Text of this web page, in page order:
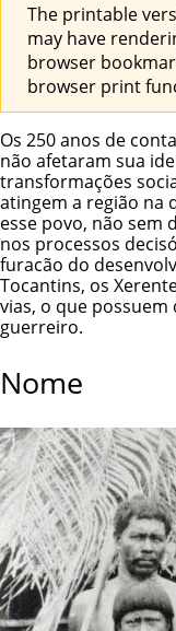
The printable
may have
browser
browser print
Os 250 anos de
não afetaram sua
transformações
atingem a região na
esse povo, não sem
nos processos
furacão do
Tocantins, os
vias, o que
guerreiro.
Nome